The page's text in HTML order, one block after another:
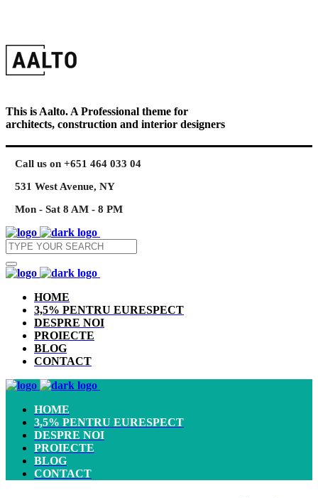
This is Aalto. A Professional theme for
architects, construction and interior designers
Call us on +651 464 033 04
531 West Avenue, NY
Mon - Sat 8 AM - 8 PM
HOME
3,5% PENTRU EURESPECT
DESPRE NOI
PROIECTE
BLOG
CONTACT
HOME
3,5% PENTRU EURESPECT
DESPRE NOI
PROIECTE
BLOG
CONTACT